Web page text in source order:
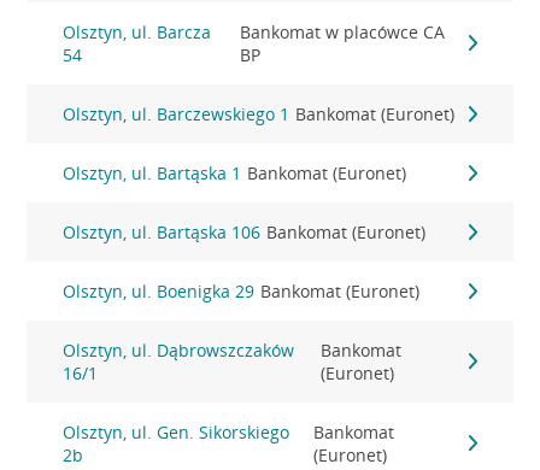
Olsztyn, ul. Barcza
54
Bankomat w placówce CA
BP
Olsztyn, ul. Barczewskiego 1 Bankomat (Euronet)
Olsztyn, ul. Bartąska 1 Bankomat (Euronet)
Olsztyn, ul. Bartąska 106 Bankomat (Euronet)
Olsztyn, ul. Boenigka 29 Bankomat (Euronet)
Olsztyn, ul. Dąbrowszczaków
16/1
Bankomat
(Euronet)
Olsztyn, ul. Gen. Sikorskiego
2b
Bankomat
(Euronet)